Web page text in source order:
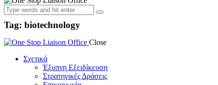
Tag: biotechnology
Close
Σχετικά
Έξυπνη Εξειδίκευση
Στρατηγικές Δράσεις